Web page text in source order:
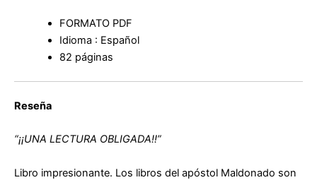
FORMATO PDF
Idioma : Español
82 páginas
Reseña
“¡¡UNA LECTURA OBLIGADA!!”
Libro impresionante. Los libros del apóstol Maldonado son